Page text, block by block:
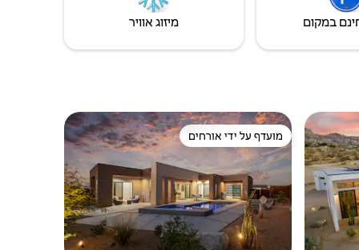
במקום מיזוג אוויר
מועדף על ידי אורחים
מועדף על ידי אורחים